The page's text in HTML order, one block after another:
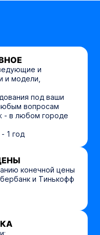
и
и модели,
под ваши
вопросам
- в любом городе
1 год
конечной цены
и Тинькофф